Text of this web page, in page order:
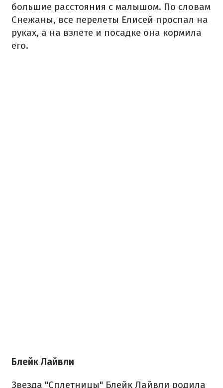
большие расстояния с малышом. По словам
Снежаны, все перелеты Елисей проспал на
руках, а на взлете и посадке она кормила
его.
Блейк Лайвли
Звезда "Сплетницы" Блейк Лайвли родила